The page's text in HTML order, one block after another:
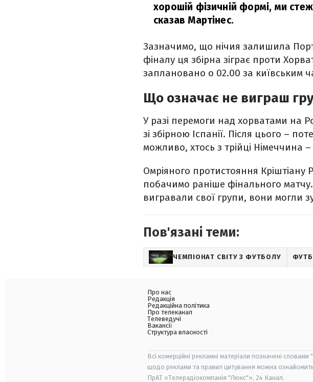
хорошій фізичній формі, ми
сказав Мартінес.
Зазначимо, що нічия залишила
фіналу ця збірна зіграє проти
заплановано о 02.00 за київським
Що означає не виграш
У разі перемоги над хорватами на
зі збірною Іспанії. Після цього –
можливо, хтось з трійці Німеччина
Омріяного протистояння
побачимо раніше фінального
вигравали свої групи, вони могли
Пов'язані теми:
ЧЕМПІОНАТ СВІТУ З ФУТБОЛУ
Про нас
Редакція
Редакційна політика
Про телеканал
Телеведучі
Вакансії
Структура власності
Всі комерційні рекламні матеріали позначені
щодо реклами та правил цитування можна
ПрАТ «Телерадіокомпанія "Люкс"», 24 Канал.